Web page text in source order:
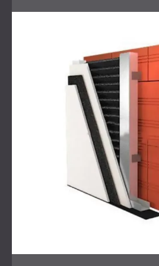
Der Kunde berichtete von
darüberliegenden Wohnung. Der
Schreien, knallende Türen und
Trittschallgeräusche. Er war Tag
unerträglich geworden.
Schallschutzlösungen reichten bei
aus. Die einzige Möglichkeit,
Körperschall zu reduzieren, war die
umfassenden „Raum-in-Raum“-
Dieser Ansatz erforderte eine
wie Wände, Decke und Boden,
unnötig zu beeinträchtigen. Das
eine hohe Schalldämmung bieten